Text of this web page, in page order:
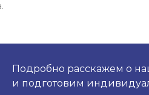
Подробно расскажем о
и подготовим